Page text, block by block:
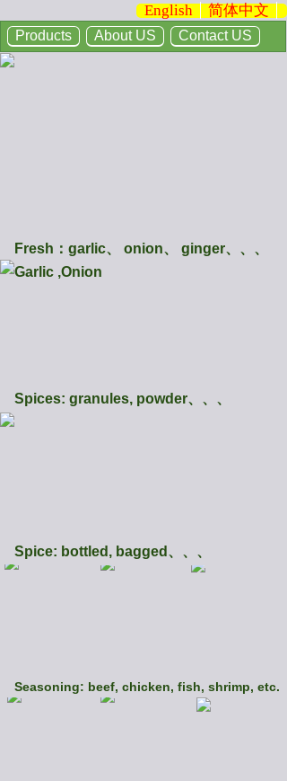
English 简体中文
Products About US Contact US
Fresh：garlic、 onion、 ginger、、、
Garlic ,Onion
Spices: granules, powder、、、
Spice: bottled, bagged、、、
Seasoning: beef, chicken, fish, shrimp, etc.